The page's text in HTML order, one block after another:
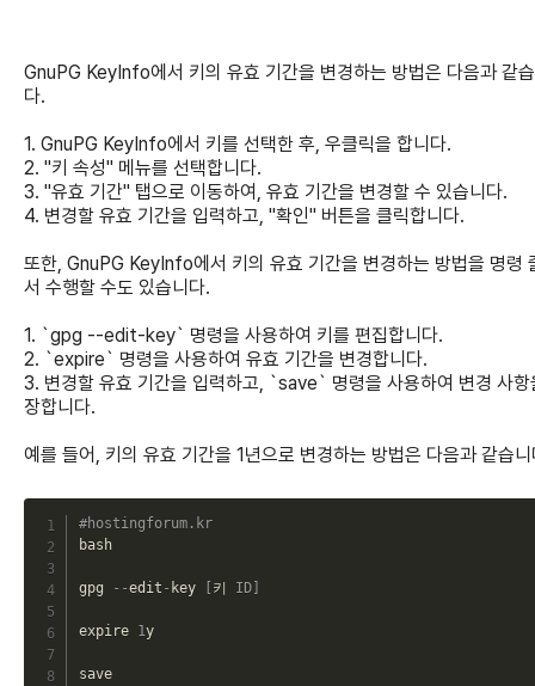
GnuPG KeyInfo에서 키의 유효 기간을 변경하는 방법은 다음과 같
다.
1. GnuPG KeyInfo에서 키를 선택한 후, 우클릭을 합니다.
2. "키 속성" 메뉴를 선택합니다.
3. "유효 기간" 탭으로 이동하여, 유효 기간을 변경할 수 있습니다.
4. 변경할 유효 기간을 입력하고, "확인" 버튼을 클릭합니다.
또한, GnuPG KeyInfo에서 키의 유효 기간을 변경하는 방법을 명령
서 수행할 수도 있습니다.
1. `gpg --edit-key` 명령을 사용하여 키를 편집합니다.
2. `expire` 명령을 사용하여 유효 기간을 변경합니다.
3. 변경할 유효 기간을 입력하고, `save` 명령을 사용하여 변경 사항
장합니다.
예를 들어, 키의 유효 기간을 1년으로 변경하는 방법은 다음과 같습
#hostingforum.kr
bash
gpg --edit - key 키 ID]
expire 1y
save